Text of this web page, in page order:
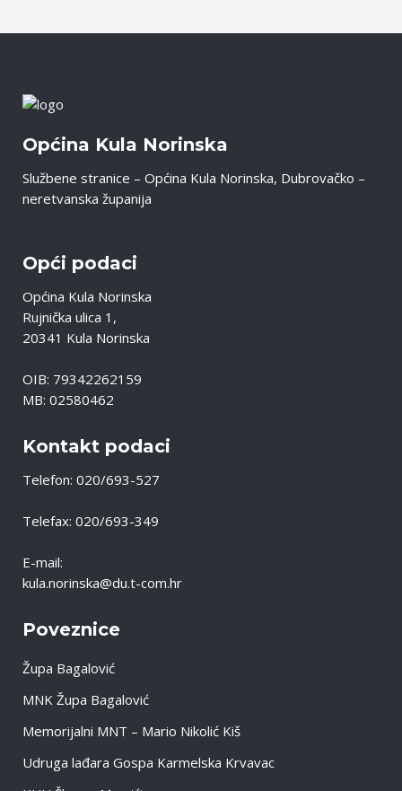
Općina Kula Norinska
Službene stranice – Općina Kula Norinska, Dubrovačko –
neretvanska županija
Opći podaci
Općina Kula Norinska
Rujnička ulica 1,
20341 Kula Norinska
OIB: 79342262159
MB: 02580462
Kontakt podaci
Telefon: 020/693-527
Telefax: 020/693-349
E-mail:
kula.norinska@du.t-com.hr
Poveznice
Župa Bagalović
MNK Župa Bagalović
Memorijalni MNT – Mario Nikolić Kiš
Udruga lađara Gospa Karmelska Krvavac